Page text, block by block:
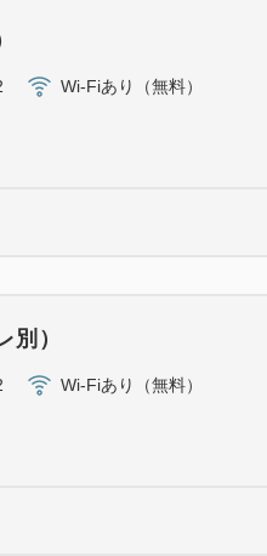
めポイント＞
WiFi無料
料（シューズとウェアは
リーラウンジ有り（PC
のお子様まで添い寝とし
Wi-Fiあり（無料）
）
Wi-Fiあり（無料）